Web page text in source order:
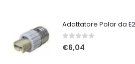
Adattatore Polar da
0Su 5
€6,04